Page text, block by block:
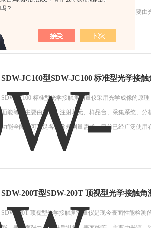
吗？
润湿性能、表界面张力、前进后退角、表面能等。主要由
SDW-JC100型SDW-JC100 标准型光学接触
SDW-JC100 标准型光学接触角测量仪采用光学成像的原
面能等。主要由光源、注射单元、样品台、采集系统、分
功能全面、可满足各种常规测量需求，目前已经广泛使用
SDW-200T型SDW-200T 顶视型光学接触角
SDW-200T 顶视型光学接触角测量仪是现今表面性能检